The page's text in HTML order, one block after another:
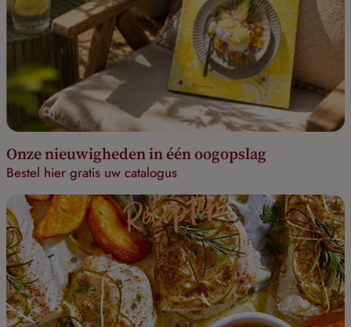
Onze nieuwigheden in één oogopslag
Bestel hier gratis uw catalogus
Recepten